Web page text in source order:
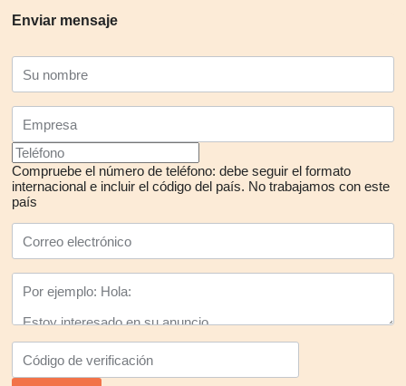
Enviar mensaje
Compruebe el número de teléfono: debe seguir el formato
internacional e incluir el código del país. No trabajamos con este
país